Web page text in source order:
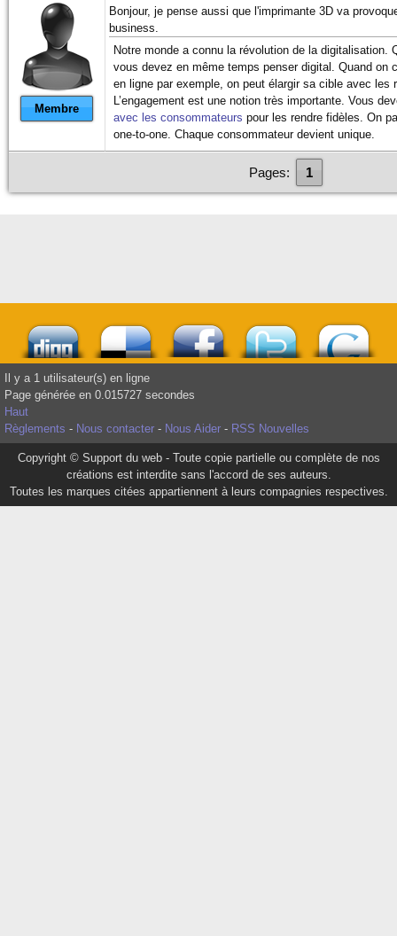
Membre
Bonjour, je pense aussi que l'imprimante 3D va
business.
Notre monde a connu la révolution de la digitalisation.
vous devez en même temps penser digital. Quand on
en ligne par exemple, on peut élargir sa cible avec les
L’engagement est une notion très importante. Vous
avec les consommateurs pour les rendre fidèles. On
one-to-one. Chaque consommateur devient unique.
Pages: 1
Il y a 1 utilisateur(s) en ligne
Page générée en 0.015727 secondes
Haut
Règlements - Nous contacter - Nous Aider - RSS Nouvelles
Copyright © Support du web - Toute copie partielle ou complète de nos
créations est interdite sans l'accord de ses auteurs.
Toutes les marques citées appartiennent à leurs compagnies respectives.